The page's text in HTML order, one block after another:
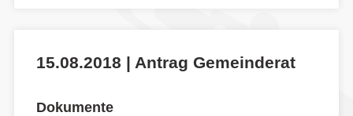
15.08.2018 | Antrag Gemeinderat
Dokumente